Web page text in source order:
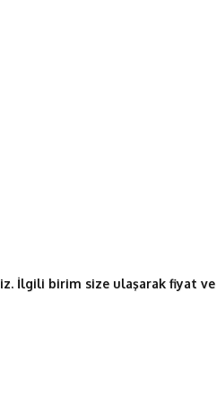
İlgili birim size ulaşarak fiyat ve